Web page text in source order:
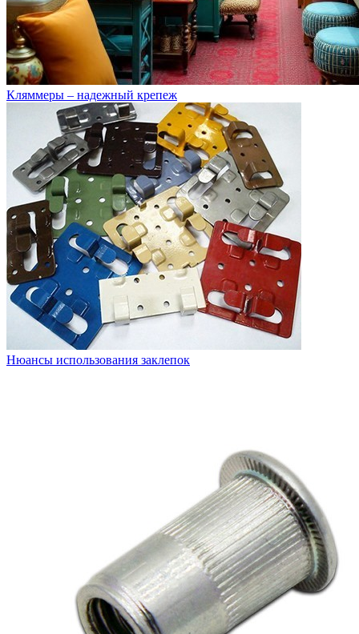
Кляммеры – надежный крепеж
Нюансы использования заклепок